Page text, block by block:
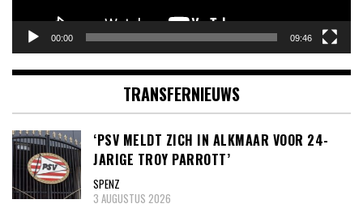
00:00 09:46
TRANSFERNIEUWS
‘PSV MELDT ZICH IN ALKMAAR VOOR 24-
JARIGE TROY PARROTT’
SPENZ
3 AUGUSTUS 2026